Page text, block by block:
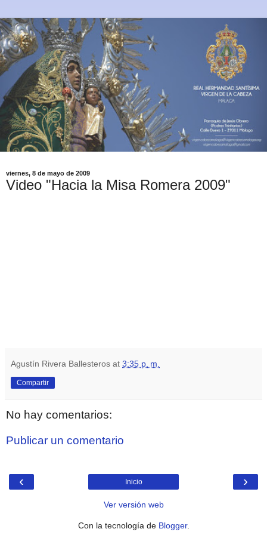
viernes, 8 de mayo de 2009
Video "Hacia la Misa Romera 2009"
Agustín Rivera Ballesteros at 3:35 p. m.
Compartir
No hay comentarios:
Publicar un comentario
‹ ›
Inicio
Ver versión web
Con la tecnología de Blogger.